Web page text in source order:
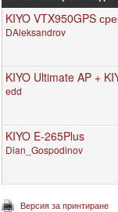
KIYO VTX950GPS
DAleksandrov
KIYO Ultimate AP +
edd
KIYO E-265Plus
Dian_Gospodinov
Версия за принтиране